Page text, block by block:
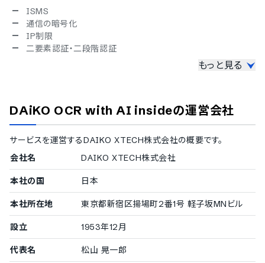
ISMS
通信の暗号化
IP制限
二要素認証・二段階認証
韓国語読み取り対応
タイ語読み取り対応
インドネシア語読み取り対応
もっと見る
DAiKO OCR with AI insideの運営会社
サービスを運営するDAIKO XTECH株式会社の概要です。
会社名
DAIKO XTECH株式会社
本社の国 日本
本社所在地 東京都新宿区揚場町2番1号 軽子坂MNビル
設立 1953年12月
代表名 松山 晃一郎